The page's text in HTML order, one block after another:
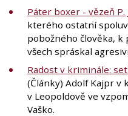
Páter boxer - vězeň P.
kterého ostatní
pobožného člověka, k
všech spráskal
Radost v kriminále:
(Články) Adolf Kajpr v
v Leopoldově ve
Vaško.